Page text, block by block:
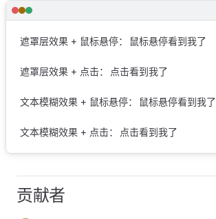
遮罩层效果 + 鼠标悬停： 鼠标悬停看到我了
遮罩层效果 + 点击： 点击看到我了
文本模糊效果 + 鼠标悬停： 鼠标悬停看到我了
文本模糊效果 + 点击： 点击看到我了
贡献者